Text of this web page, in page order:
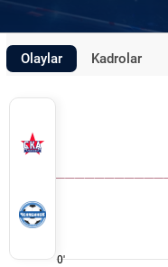
Olaylar Kadrolar
0'